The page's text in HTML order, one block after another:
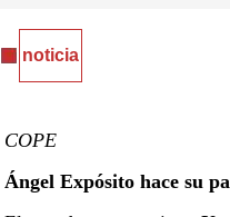
noticia
COPE
Ángel Expósito hace su